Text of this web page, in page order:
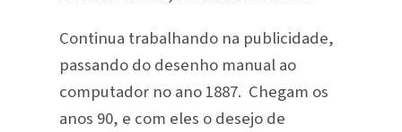
Continua trabalhando na publicidade,
passando do desenho manual ao
computador no ano 1887. Chegam os
anos 90, e com eles o desejo de